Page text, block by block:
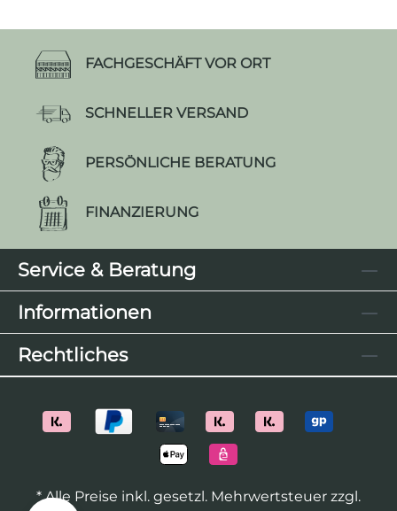
FACHGESCHÄFT VOR ORT
SCHNELLER VERSAND
PERSÖNLICHE BERATUNG
FINANZIERUNG
Service & Beratung
Informationen
Rechtliches
* Alle Preise inkl. gesetzl. Mehrwertsteuer zzgl.